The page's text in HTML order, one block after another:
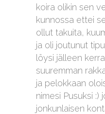
koira olikin sen
kunnossa ettei
ollut takuita,
ja oli joutunut
löysi jälleen
suuremman
ja pelokkaan
nimesi Pusuksi :)
jonkunlaisen